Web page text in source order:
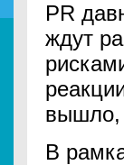
PR
ждут
вышло,
В